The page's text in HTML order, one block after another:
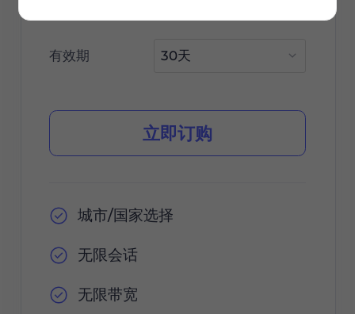
有效期
立即订购
城市/国家选择
无限会话
无限带宽